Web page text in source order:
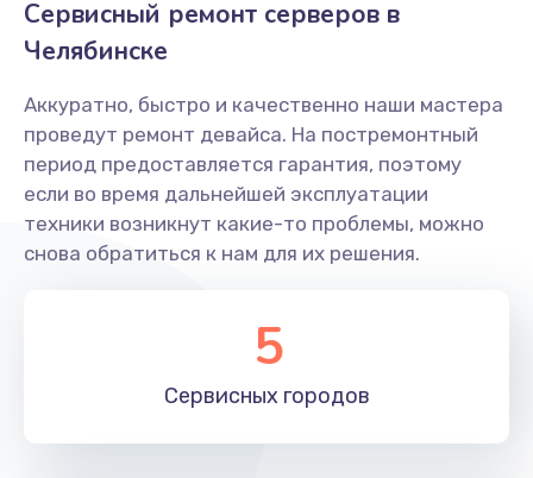
Сервисный ремонт серверов в
Челябинске
Аккуратно, быстро и качественно наши мастера
проведут ремонт девайса. На постремонтный
период предоставляется гарантия, поэтому
если во время дальнейшей эксплуатации
техники возникнут какие-то проблемы, можно
снова обратиться к нам для их решения.
5
Сервисных городов